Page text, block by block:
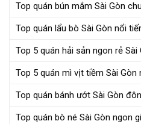
Top quán bún mắm Sài Gòn
Top quán lẩu bò Sài Gòn nổi
Top 5 quán hải sản ngon rẻ
Top 5 quán mì vịt tiềm Sài
Top quán bánh ướt Sài Gòn
Top quán bò né Sài Gòn ngon